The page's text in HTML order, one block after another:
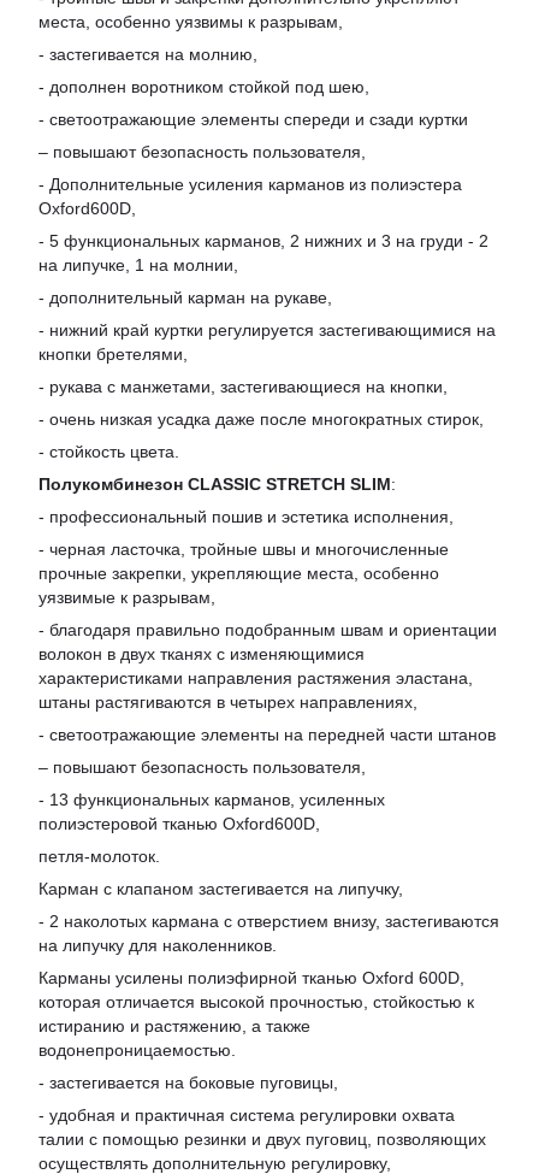
места, особенно уязвимы к разрывам,
- застегивается на молнию,
- дополнен воротником стойкой под шею,
- светоотражающие элементы спереди и сзади куртки
– повышают безопасность пользователя,
- Дополнительные усиления карманов из полиэстера
Oxford600D,
- 5 функциональных карманов, 2 нижних и 3 на груди - 2
на липучке, 1 на молнии,
- дополнительный карман на рукаве,
- нижний край куртки регулируется застегивающимися на
кнопки бретелями,
- рукава с манжетами, застегивающиеся на кнопки,
- очень низкая усадка даже после многократных стирок,
- стойкость цвета.
Полукомбинезон CLASSIC STRETCH SLIM:
- профессиональный пошив и эстетика исполнения,
- черная ласточка, тройные швы и многочисленные
прочные закрепки, укрепляющие места, особенно
уязвимые к разрывам,
- благодаря правильно подобранным швам и ориентации
волокон в двух тканях с изменяющимися
характеристиками направления растяжения эластана,
штаны растягиваются в четырех направлениях,
- светоотражающие элементы на передней части штанов
– повышают безопасность пользователя,
- 13 функциональных карманов, усиленных
полиэстеровой тканью Oxford600D,
петля-молоток.
Карман с клапаном застегивается на липучку,
- 2 наколотых кармана с отверстием внизу, застегиваются
на липучку для наколенников.
Карманы усилены полиэфирной тканью Oxford 600D,
которая отличается высокой прочностью, стойкостью к
истиранию и растяжению, а также
водонепроницаемостью.
- застегивается на боковые пуговицы,
- удобная и практичная система регулировки охвата
талии с помощью резинки и двух пуговиц, позволяющих
осуществлять дополнительную регулировку,